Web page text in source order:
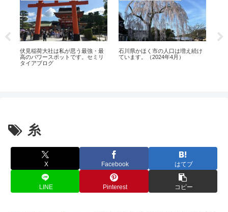
伏見稲荷大社は私が思う最強・最
高のパワースポットです。セミリ
タイアブログ
石川県かほく市の人口は増え続け
ています。（2024年4月）
糸
X Facebook はてブ
LINE Pinterest コピー